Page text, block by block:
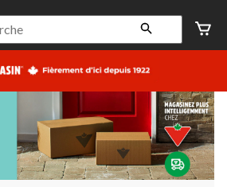
préféré
Leduc,
AB,
courament
Fermeture
à
22:00
cliquer
pour
changer